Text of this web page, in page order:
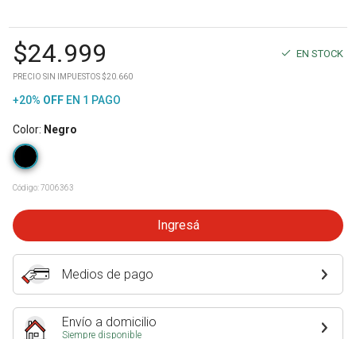
$24.999 EN STOCK
PRECIO SIN IMPUESTOS $20.660
+20% OFF EN 1 PAGO
Color: Negro
Código:7006363
Ingresá
Medios de pago
Envío a domicilio
Siempre disponible